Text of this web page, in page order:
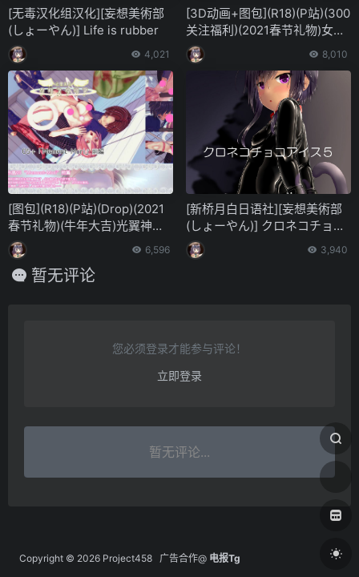
[无毒汉化组汉化][妄想美術部
(しょーやん)] Life is rubber
4,021
[3D动画+图包](R18)(P站)(300
关注福利)(2021春节礼物)女奥
特曼3D动画精品资源多合一8,010
[图包](R18)(P站)(Drop)(2021
春节礼物)(牛年大吉)光翼神姬5
th Season主线剧情07-09话6,596
[新桥月白日语社][妄想美術部
(しょーやん)] クロネコチョコ
アイス5
3,940
暂无评论
您必须登录才能参与评论！
立即登录
暂无评论...
Copyright © 2026 Project458 广告合作@ 电报Tg